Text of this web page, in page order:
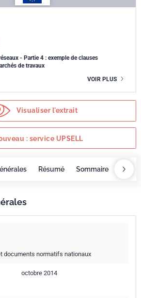
- Partie 4 : exemple de clauses
de travaux
VOIR PLUS
Visualiser l'extrait
: service UPSELL
Résumé Sommaire
documents normatifs nationaux
octobre 2014